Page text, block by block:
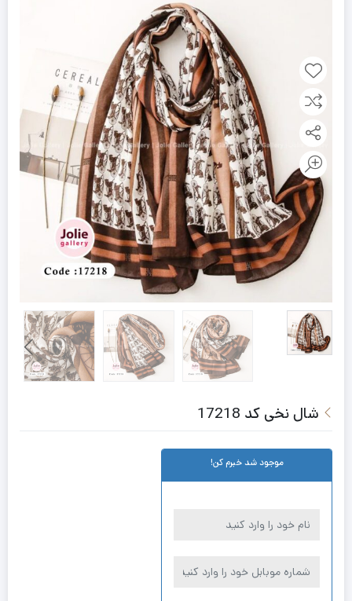
شال نخی کد 17218
موجود شد خبرم کن!